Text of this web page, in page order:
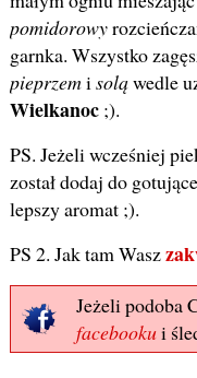
pomidorowy
garnka. Wszystko
pieprzemi soląwedle
Wielkanoc;).
PS. Jeżeli wcześniej
został dodaj do
lepszy aromat ;).
PS 2. Jak tam Wasz
Jeżeli podoba
facebookui